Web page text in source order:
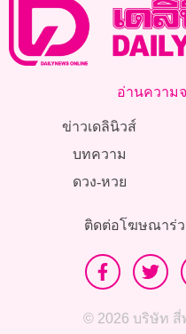
อ่านความ
ข่าวเดลินิวส์
บทความ
ดวง-หวย
ติดต่อโฆษณาร่
© 2026 บริษัท สี่